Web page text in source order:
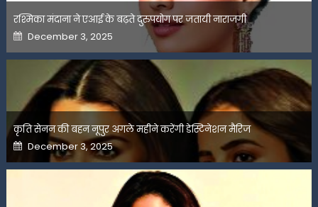
रश्मिका मंदाना ने एआई के बढ़ते दुरुपयोग पर जतायी नाराजगी
Posted
on
December 3, 2025
कृति सेनन की बहन नूपुर अगले महीने करेंगी डेस्टिनेशन मैरिज
Posted
on
December 3, 2025